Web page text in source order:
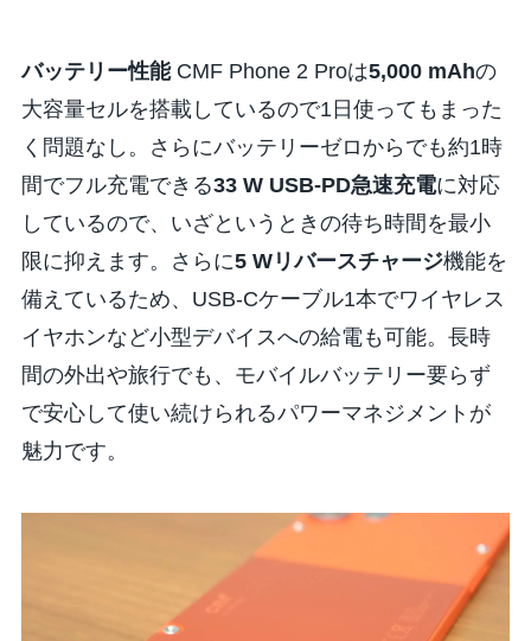
バッテリー性能CMF Phone 2 Proは5,000 mAhの
大容量セルを搭載しているので1日使ってもまった
く問題なし。さらにバッテリーゼロからでも約1時
間でフル充電できる33 W USB-PD急速充電に対応
しているので、いざというときの待ち時間を最小
限に抑えます。さらに5 Wリバースチャージ機能を
備えているため、USB-Cケーブル1本でワイヤレス
イヤホンなど小型デバイスへの給電も可能。長時
間の外出や旅行でも、モバイルバッテリー要らず
で安心して使い続けられるパワーマネジメントが
魅力です。